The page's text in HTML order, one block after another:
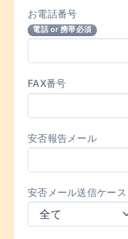
お電話番号
電話 or 携帯必須
FAX番号
安否報告メール
安否メール送信ケース